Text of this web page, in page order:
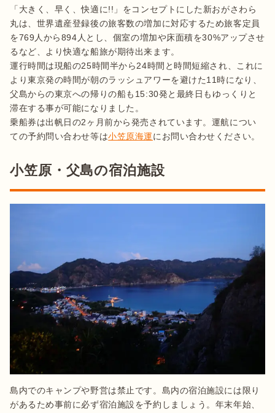
「大きく、早く、快適に!!」をコンセプトにした新おがさわら
丸は、世界遺産登録後の旅客数の増加に対応するため旅客定員
を769人から894人とし、個室の増加や床面積を30%アップさせ
るなど、より快適な船旅が期待出来ます。
運行時間は現船の25時間半から24時間と時間短縮され、これに
より東京発の時間が朝のラッシュアワーを避けた11時になり、
父島からの東京への帰りの船も15:30発と最終日もゆっくりと
滞在する事が可能になりました。
乗船券は出帆日の2ヶ月前から発売されています。運航につい
ての予約問い合わせ等は小笠原海運
小笠原・父島の宿泊施設
島内でのキャンプや野営は禁止です。島内の宿泊施設には限り
があるため事前に必ず宿泊施設を予約しましょう。年末年始、